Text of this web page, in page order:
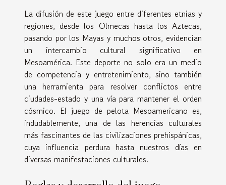
La difusión de este juego entre diferentes etnias y
regiones, desde los Olmecas hasta los Aztecas,
pasando por los Mayas y muchos otros, evidencian
un intercambio cultural significativo en
Mesoamérica. Este deporte no solo era un medio
de competencia y entretenimiento, sino también
una herramienta para resolver conflictos entre
ciudades-estado y una vía para mantener el orden
cósmico. El juego de pelota Mesoamericano es,
indudablemente, una de las herencias culturales
más fascinantes de las civilizaciones prehispánicas,
cuya influencia perdura hasta nuestros días en
diversas manifestaciones culturales.